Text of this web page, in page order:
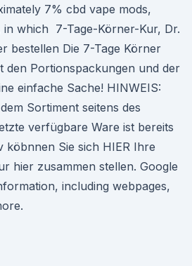
7% cbd vape mods,
in which 7-Tage-Körner-Kur, Dr.
bestellen Die 7-Tage Körner
den Portionspackungen und der
einfache Sache! HINWEIS:
Sortiment seitens des
verfügbare Ware ist bereits
köbnnen Sie sich HIER Ihre
hier zusammen stellen. Google
including webpages,